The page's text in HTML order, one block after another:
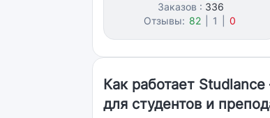
Заказов : 336
Отзывы: 82 1 0
Как работает
для студентов и